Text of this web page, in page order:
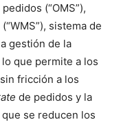
(“OMS”),
sistema de
gestión de la
que permite a los
fricción a los
de pedidos y la
se reducen los